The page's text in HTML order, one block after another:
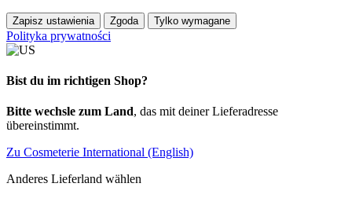
Zapisz ustawienia Zgoda Tylko wymagane
Polityka prywatności
Bist du im richtigen Shop?
Bitte wechsle zum Land, das mit deiner Lieferadresse
übereinstimmt.
Zu Cosmeterie International (English)
Anderes Lieferland wählen